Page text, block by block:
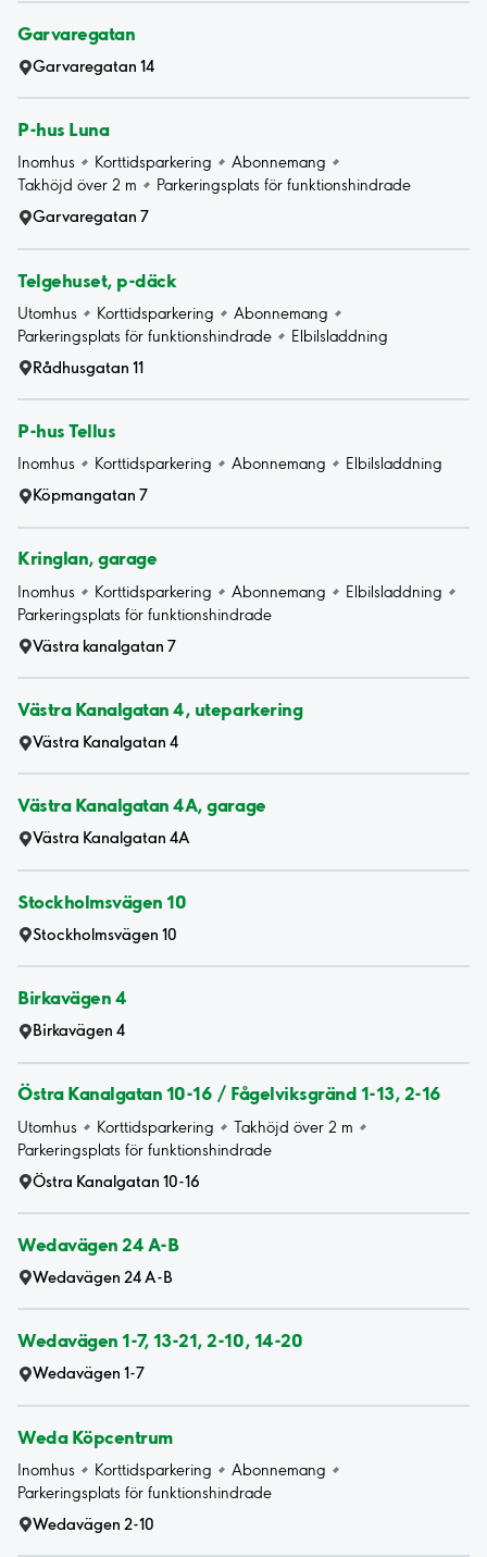
Garvaregatan
Garvaregatan 14
P-hus Luna
Inomhus Korttidsparkering
Abonnemang
Takhöjd över 2 m
Parkeringsplats för funktionshindrade
Garvaregatan 7
Telgehuset, p-däck
Utomhus Korttidsparkering
Abonnemang
Parkeringsplats för funktionshindrade
Elbilsladdning
Rådhusgatan 11
P-hus Tellus
Inomhus Korttidsparkering Abonnemang
Elbilsladdning
Köpmangatan 7
Kringlan, garage
Inomhus Korttidsparkering Abonnemang
Elbilsladdning
Parkeringsplats för funktionshindrade
Västra kanalgatan 7
Västra Kanalgatan 4, uteparkering
Västra Kanalgatan 4
Västra Kanalgatan 4A, garage
Västra Kanalgatan 4A
Stockholmsvägen 10
Stockholmsvägen 10
Birkavägen 4
Birkavägen 4
Östra Kanalgatan 10-16 / Fågelviksgränd 1-13, 2-16
Utomhus Korttidsparkering
Takhöjd över 2 m
Parkeringsplats för funktionshindrade
Östra Kanalgatan 10-16
Wedavägen 24 A-B
Wedavägen 24 A-B
Wedavägen 1-7, 13-21, 2-10, 14-20
Wedavägen 1-7
Weda Köpcentrum
Inomhus Korttidsparkering
Abonnemang
Parkeringsplats för funktionshindrade
Wedavägen 2-10